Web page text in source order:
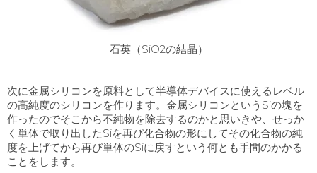
石英（SiO2の結晶）
次に金属シリコンを原料として半導体デバイスに使えるレベル
の高純度のシリコンを作ります。金属シリコンという Siの塊を
作ったのでそこから不純物を除去するのかと思いきや、せっか
く単体で取り出したSiを再び化合物の形にしてその化合物の純
度を上げてから再び単体のSiに戻すという何とも手間のかかる
ことをします。